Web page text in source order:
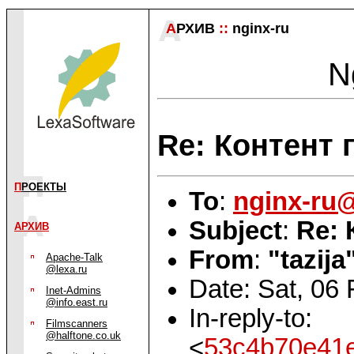
П РОЕКТЫ
АРХИВ
Apache-Talk
@lexa.ru
Inet-Admins
@info.east.ru
Filmscanners
@halftone.co.uk
АРХИВ :: nginx-ru
Re: Контент
To: nginx-
Subject: Re:
From:
Date: Sat, 06
In-reply-to:
<